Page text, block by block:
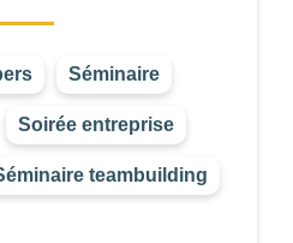
Séminaire
Soirée entreprise
teambuilding